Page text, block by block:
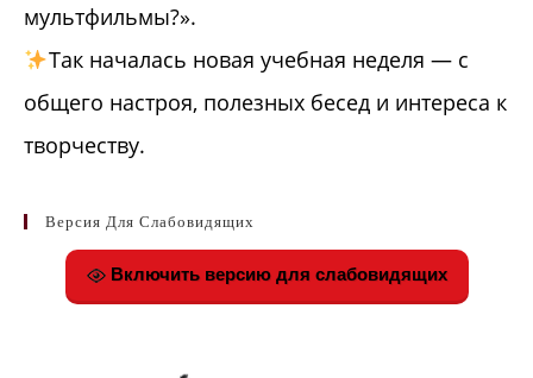
мультфильмы?».
Так началась новая учебная неделя — с
общего настроя, полезных бесед и интереса к
творчеству.
Версия Для Слабовидящих
Включить версию для слабовидящих